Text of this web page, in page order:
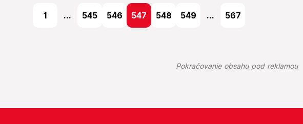
1 ... 545 546 547 548 549 ... 567
Pokračovanie obsahu pod reklamou